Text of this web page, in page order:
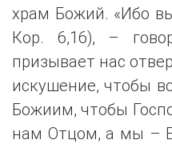
храм Божий. «Ибо
Кор. 6,16), –
призывает нас
искушение, чтобы
Божиим, чтобы
нам Отцом, а мы –